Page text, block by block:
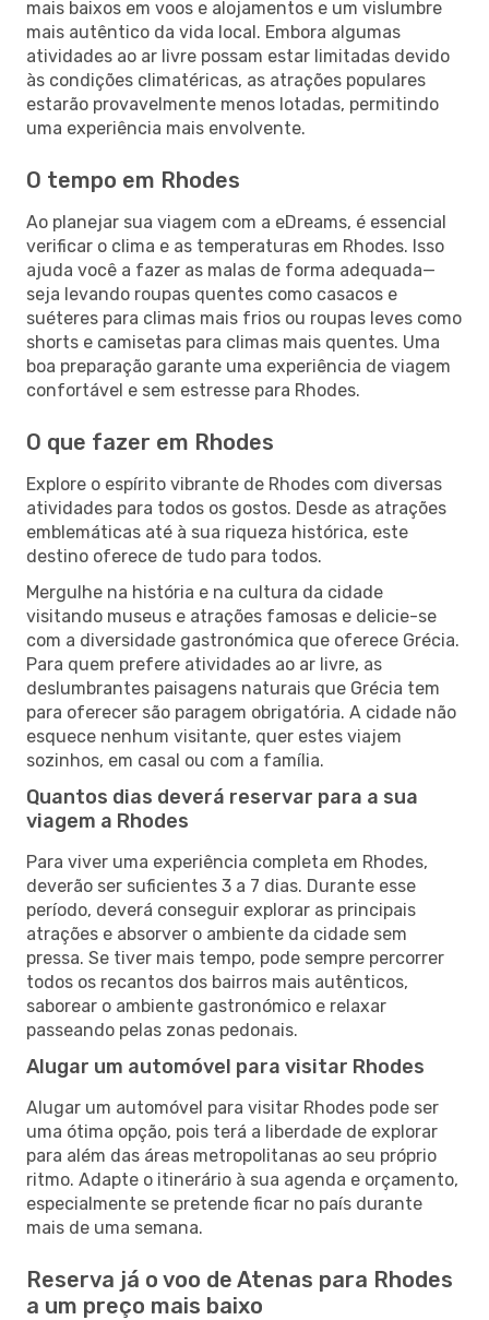
mais baixos em voos e alojamentos e um vislumbre
mais autêntico da vida local. Embora algumas
atividades ao ar livre possam estar limitadas devido
às condições climatéricas, as atrações populares
estarão provavelmente menos lotadas, permitindo
uma experiência mais envolvente.
O tempo em Rhodes
Ao planejar sua viagem com a eDreams, é essencial
verificar o clima e as temperaturas em Rhodes. Isso
ajuda você a fazer as malas de forma adequada—
seja levando roupas quentes como casacos e
suéteres para climas mais frios ou roupas leves como
shorts e camisetas para climas mais quentes. Uma
boa preparação garante uma experiência de viagem
confortável e sem estresse para Rhodes.
O que fazer em Rhodes
Explore o espírito vibrante de Rhodes com diversas
atividades para todos os gostos. Desde as atrações
emblemáticas até à sua riqueza histórica, este
destino oferece de tudo para todos.
Mergulhe na história e na cultura da cidade
visitando museus e atrações famosas e delicie-se
com a diversidade gastronómica que oferece Grécia.
Para quem prefere atividades ao ar livre, as
deslumbrantes paisagens naturais que Grécia tem
para oferecer são paragem obrigatória. A cidade não
esquece nenhum visitante, quer estes viajem
sozinhos, em casal ou com a família.
Quantos dias deverá reservar para a sua
viagem a Rhodes
Para viver uma experiência completa em Rhodes,
deverão ser suficientes 3 a 7 dias. Durante esse
período, deverá conseguir explorar as principais
atrações e absorver o ambiente da cidade sem
pressa. Se tiver mais tempo, pode sempre percorrer
todos os recantos dos bairros mais autênticos,
saborear o ambiente gastronómico e relaxar
passeando pelas zonas pedonais.
Alugar um automóvel para visitar Rhodes
Alugar um automóvel para visitar Rhodes pode ser
uma ótima opção, pois terá a liberdade de explorar
para além das áreas metropolitanas ao seu próprio
ritmo. Adapte o itinerário à sua agenda e orçamento,
especialmente se pretende ficar no país durante
mais de uma semana.
Reserva já o voo de Atenas para Rhodes
a um preço mais baixo